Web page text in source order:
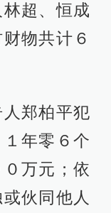
超、恒成
物共计６
郑柏平犯
年零６个
万元；依
伙同他人